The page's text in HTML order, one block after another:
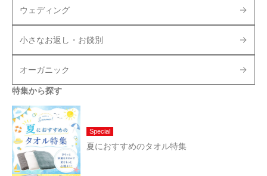
ウェディング
小さなお返し・お餞別
オーガニック
特集から探す
Special
夏におすすめのタオル特集